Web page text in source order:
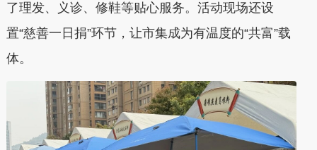
了理发、义诊、修鞋等贴心服务。活动现场还设
置“慈善一日捐”环节，让市集成为有温度的“共富”载
体。